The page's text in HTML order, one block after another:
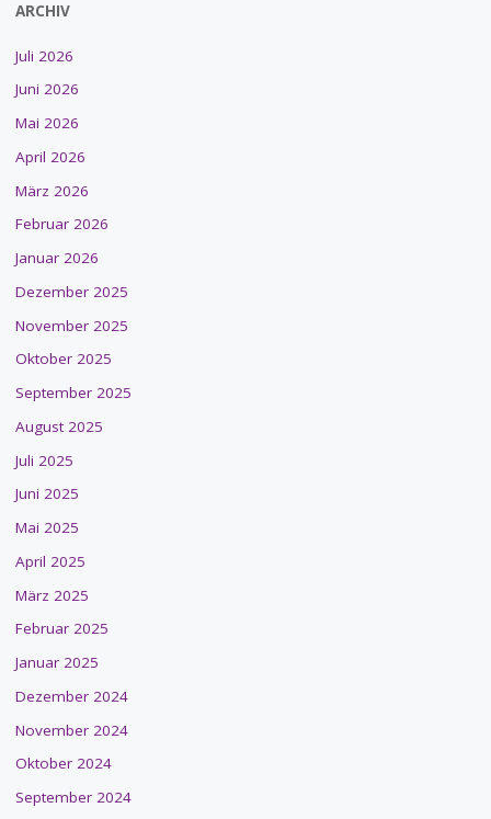
ARCHIV
Juli 2026
Juni 2026
Mai 2026
April 2026
März 2026
Februar 2026
Januar 2026
Dezember 2025
November 2025
Oktober 2025
September 2025
August 2025
Juli 2025
Juni 2025
Mai 2025
April 2025
März 2025
Februar 2025
Januar 2025
Dezember 2024
November 2024
Oktober 2024
September 2024